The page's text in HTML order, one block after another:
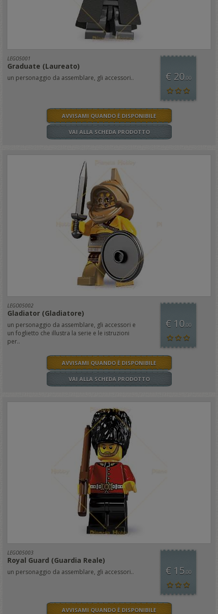
LEGO5001
Graduate (Laureato)
un personaggio da assemblare, gli accessori.. € 20,00
AVVISAMI QUANDO È DISPONIBILE
VAI ALLA SCHEDA PRODOTTO
LEGO05002
Gladiator (Gladiatore)
un personaggio da assemblare, gli accessori e
un foglietto che illustra la serie e le istruzioni
per..
€ 10,00
AVVISAMI QUANDO È DISPONIBILE
VAI ALLA SCHEDA PRODOTTO
LEGO05003
Royal Guard (Guardia Reale)
un personaggio da assemblare, gli accessori.. € 15,00
AVVISAMI QUANDO È DISPONIBILE